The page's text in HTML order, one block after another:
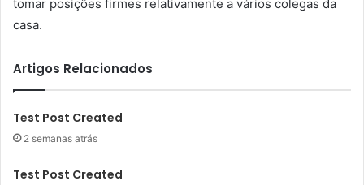
tomar posições firmes relativamente a vários colegas da
casa.
Artigos Relacionados
Test Post Created
2 semanas atrás
Test Post Created